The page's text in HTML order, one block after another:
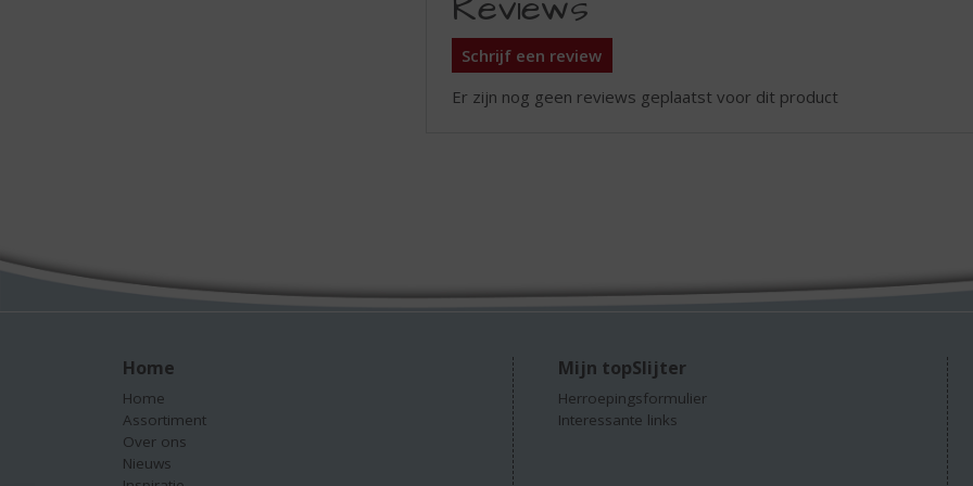
Schrijf een review
Er zijn nog geen reviews geplaatst voor dit product
Home
Home
Assortiment
Over ons
Nieuws
Mijn topSlijter
Herroepingsformulier
Interessante links